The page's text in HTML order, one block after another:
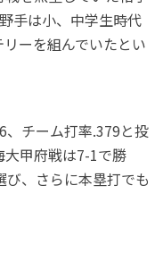
手は小、中学生時代
ーを組んでいたとい
、チーム打率.379と投
甲府戦は7-1で勝
、さらに本塁打でも